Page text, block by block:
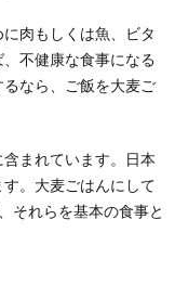
肉もしくは魚、ビタ
不健康な食事になる
なら、ご飯を大麦ご
まれています。日本
。大麦ごはんにして
それらを基本の食事と